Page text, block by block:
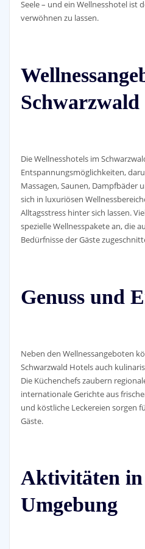
Seele – und ein Wellnesshotel ist
verwöhnen zu lassen.
Die Wellnesshotels im
Entspannungsmöglichkeiten,
Massagen, Saunen, Dampfbäder
sich in luxuriösen
Alltagsstress hinter sich lassen.
spezielle Wellnesspakete an, die
Bedürfnisse der Gäste
Genuss und
Neben den Wellnessangeboten
Schwarzwald Hotels auch
Die Küchenchefs zaubern
internationale Gerichte aus
und köstliche Leckereien sorgen
Gäste.
Aktivitäten
Umgebung